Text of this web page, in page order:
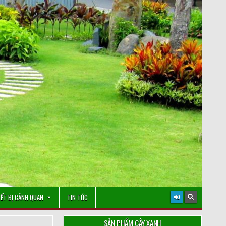
BỊ CẢNH QUAN TIN TỨC
SẢN PHẨM CÂY XANH